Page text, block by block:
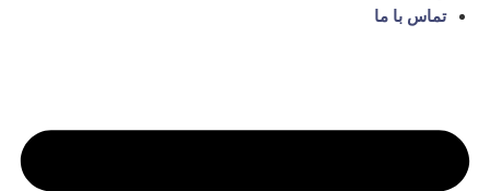
تماس با ما